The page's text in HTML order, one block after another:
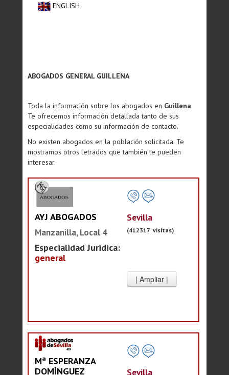
ENGLISH
ABOGADOS GENERAL GUILLENA
Toda la información sobre los abogados en Guillena.
Te ofrecemos información detallada tanto de sus
especialidades como su información de contacto.
No existen abogados en la población solicitada. Te
mostramos otros letrados que también te pueden
interesar.
AYJ ABOGADOS
Manzanilla, Local 4
Especialidad Juridica:
general
Sevilla
(412317 visitas)
Mª ESPERANZA
DOMÍNGUEZ
Sevilla